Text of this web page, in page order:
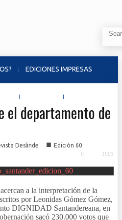
EDICIONES IMPRESAS
el departamento de
Deslinde ■ Edición 60
0 1903
a la interpretación de la
por Leonidas Gómez Gómez,
DIGNIDAD Santandereana, en
sacó 230.000 votos que